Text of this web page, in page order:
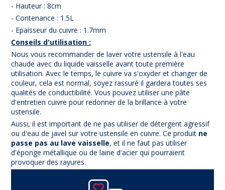
- Hauteur : 8cm
- Contenance : 1.5L
- Epaisseur du cuivre : 1.7mm
Conseils d'utilisation :
Nous vous recommander de laver votre ustensile à l'eau
chaude avec du liquide vaisselle avant toute première
utilisation. Avec le temps, le cuivre va s'oxyder et changer de
couleur, cela est normal, soyez rassuré il gardera toutes ses
qualités de conductibilité. Vous pouvez utiliser une pâte
d'entretien cuivre pour redonner de la brillance à votre
ustensile.
Aussi, il est important de ne pas utiliser de détergent agressif
ou d'eau de javel sur votre ustensile en cuivre. Ce produit ne
passe pas au lave vaisselle, et il ne faut pas utiliser
d'éponge métallique ou de laine d'acier qui pourraient
provoquer des rayures.